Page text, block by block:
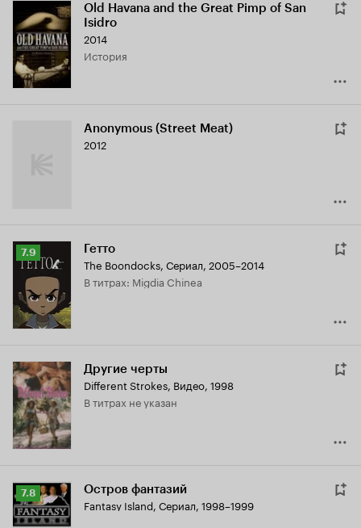
Old Havana and the Great Pimp of San
Isidro
2014
история
Anonymous (Street Meat)
2012
Рейтинг
Кинопоиска
7.9
7.9 Гетто
The Boondocks, Сериал, 2005–2014
в титрах: Migdia Chinea
Другие черты
Different Strokes, Видео, 1998
в титрах не указан
Рейтинг
Кинопоиска
7.8
7.8 Остров фантазий
Fantasy Island, Сериал, 1998–1999